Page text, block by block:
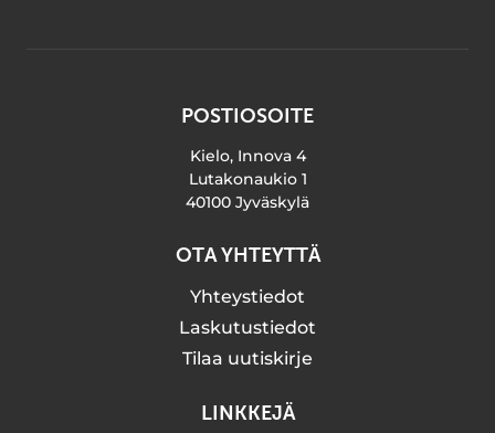
POSTIOSOITE
Kielo, Innova 4
Lutakonaukio 1
40100 Jyväskylä
OTA YHTEYTTÄ
Yhteystiedot
Laskutustiedot
Tilaa uutiskirje
LINKKEJÄ